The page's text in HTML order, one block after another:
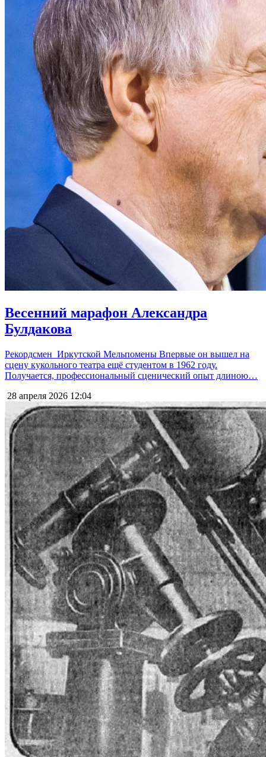
Весенний марафон Александра
Булдакова
Рекордсмен Иркутской Мельпомены Впервые он вышел на
сцену кукольного театра ещё студентом в 1962 году.
Получается, профессиональный сценический опыт длиною…
28 апреля 2026 12:04